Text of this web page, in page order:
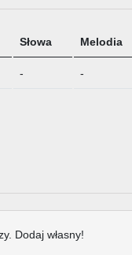
Słowa Melodia
- -
Dodaj własny!